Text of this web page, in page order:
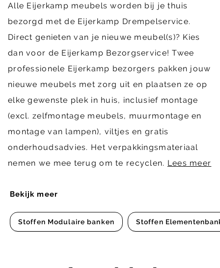
Bekijk meer
Stoffen Modulaire banken Stoffen
Alle Eijerkamp meubels worden bij je thuis
bezorgd met de Eijerkamp Drempelservice.
Direct genieten van je nieuwe meubel(s)? Kies
dan voor de Eijerkamp Bezorgservice! Twee
professionele Eijerkamp bezorgers pakken jouw
nieuwe meubels met zorg uit en plaatsen ze op
elke gewenste plek in huis, inclusief montage
(excl. zelfmontage meubels, muurmontage en
montage van lampen), viltjes en gratis
onderhoudsadvies. Het verpakkingsmateriaal
nemen we mee terug om te recyclen. Lees meer